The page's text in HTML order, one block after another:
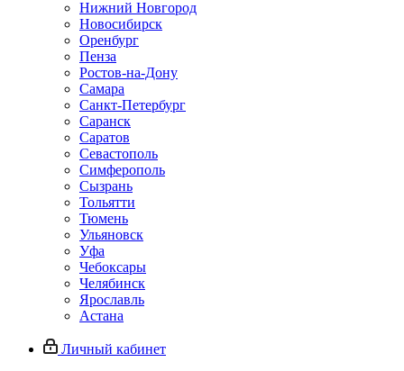
Нижний Новгород
Новосибирск
Оренбург
Пенза
Ростов-на-Дону
Самара
Санкт-Петербург
Саранск
Саратов
Севастополь
Симферополь
Сызрань
Тольятти
Тюмень
Ульяновск
Уфа
Чебоксары
Челябинск
Ярославль
Астана
Личный кабинет